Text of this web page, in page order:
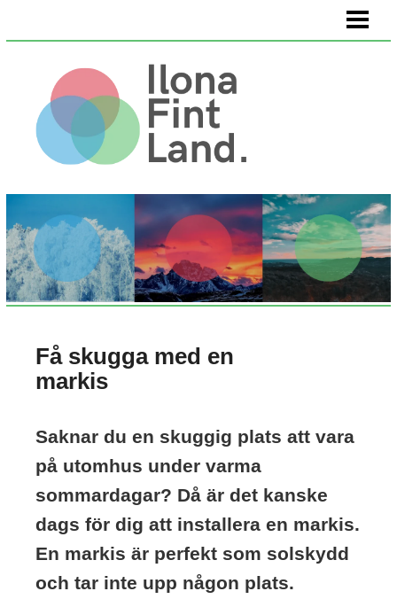
KÖPA KONST
OM OSS
Få skugga med en
markis
Saknar du en skuggig plats att vara
på utomhus under varma
sommardagar? Då är det kanske
dags för dig att installera en markis.
En markis är perfekt som solskydd
och tar inte upp någon plats.